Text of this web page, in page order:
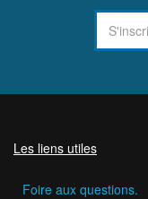
Les liens utiles
Foire aux questions.